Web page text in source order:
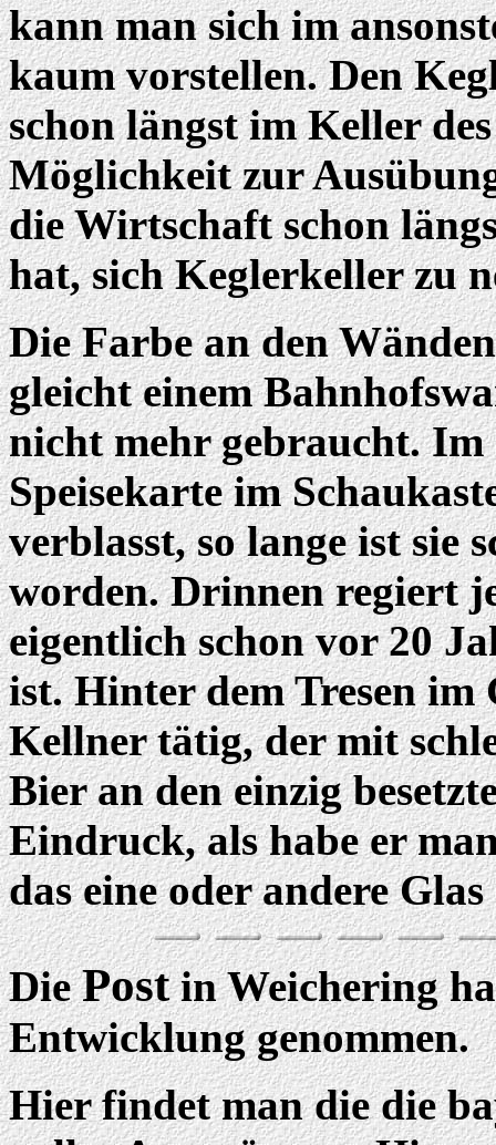
kann man sich im
kaum vorstellen. Den
schon längst im Keller
Möglichkeit zur
die Wirtschaft schon
hat, sich Keglerkeller zu
Die Farbe an den
gleicht einem
nicht mehr gebraucht.
Speisekarte im
verblasst, so lange ist sie
worden. Drinnen regiert
eigentlich schon vor 20
ist. Hinter dem Tresen
Kellner tätig, der mit
Bier an den einzig
Eindruck, als habe er
das eine oder andere
DiePostin Weichering
Entwicklung genommen.
Hier findet man die die